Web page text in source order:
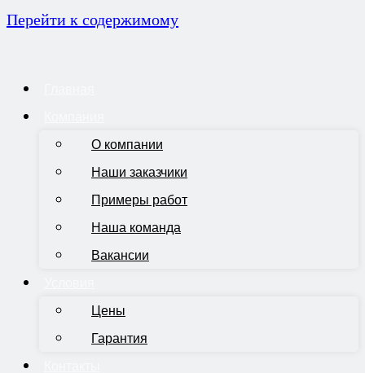
Перейти к содержимому
О компании
Наши заказчики
Примеры работ
Наша команда
Вакансии
Цены
Гарантия